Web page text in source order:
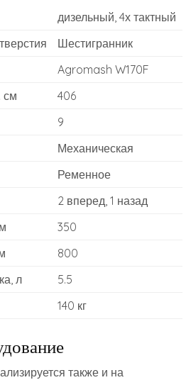
дизельный, 4х тактный
Шестигранник
Agromash W170F
см
406
9
Механическая
Ременное
2 вперед, 1 назад
350
800
л
5.5
140 кг
также и на